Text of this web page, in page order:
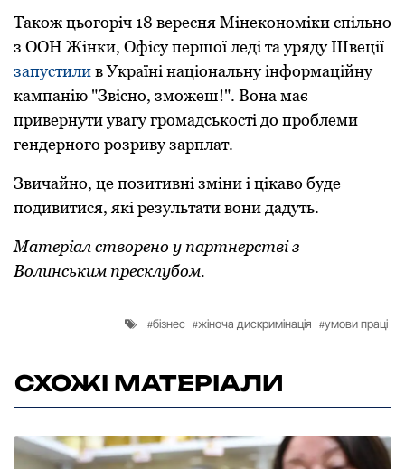
Також цьогоріч 18 вересня Мінекономіки спільно
з ООН Жінки, Офісу першої леді та уряду Швеції
запустилив Україні національну інформаційну
кампанію "Звісно, зможеш!". Вона має
привернути увагу громадськості до проблеми
гендерного розриву зарплат.
Звичайно, це позитивні зміни і цікаво буде
подивитися, які результати вони дадуть.
Матеріал створено у партнерстві з
Волинським пресклубом.
бізнес жіноча дискримінація умови праці
СХОЖІ МАТЕРІАЛИ